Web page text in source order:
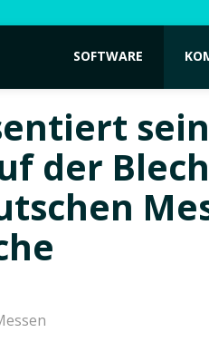
SOFTWARE
der